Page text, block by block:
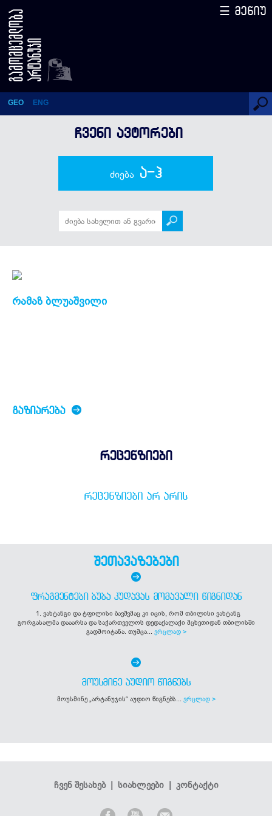
რამაზ ბლუაშვილი
GEO ENG
☰ მენიუ
ᲩᲕᲔᲜᲘ ᲐᲕᲢᲝᲠᲔᲑᲘ
ძიება ა-ჰ
რამაზ ბლუაშვილი
ᲒᲐᲖᲘᲐᲠᲔᲑᲐ
რეცენზიები
ᲠᲔᲪᲔᲜᲖᲘᲔᲑᲘ ᲐᲠ ᲐᲠᲘᲡ
შეთავაზებები
ᲤᲠᲐᲒᲛᲔᲜᲢᲔᲑᲘ ᲑᲣᲑᲐ ᲙᲣᲓᲐᲕᲐᲡ ᲛᲝᲛᲐᲕᲐᲚᲘ ᲬᲘᲒᲜᲘᲓᲐᲜ
1. ვახტანგი და ტფილისი ბავშვმაც კი იცის, რომ თბილისი ვახტანგ
გორგასალმა დააარსა და საქართველოს დედაქალაქი მცხეთიდან თბილისში
გადმოიტანა. თუმცა... ვრცლად >
ᲛᲝᲣᲡᲛᲘᲜᲔ ᲐᲣᲓᲘᲝ ᲬᲘᲒᲜᲔᲑᲡ
მოუსმინე „არტანუჯის“ აუდიო წიგნებს... ვრცლად >
ჩვენ შესახებ| სიახლეები| კონტაქტი